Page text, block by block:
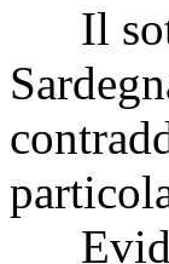
Il